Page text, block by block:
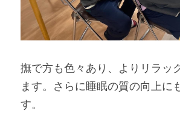
撫で方も色々あり、よりリラッ
ます。さらに睡眠の質の向上に
す。